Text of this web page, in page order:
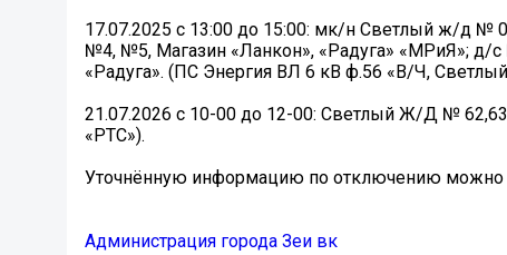
17.07.2025 с 13:00 до 15:00: мк/н Светлый ж/д №
№4, №5, Магазин «Ланкон», «Радуга» «МРиЯ»; д/
«Радуга». (ПС Энергия ВЛ 6 кВ ф.56 «В/Ч,
21.07.2026 с 10-00 до 12-00: Светлый Ж/Д №
«РТС»).
Уточнённую информацию по отключению можно
Администрация города Зеи вк